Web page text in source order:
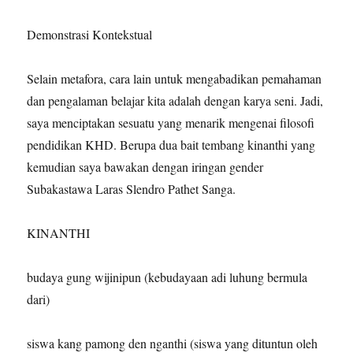
Demonstrasi Kontekstual
Selain metafora, cara lain untuk mengabadikan pemahaman
dan pengalaman belajar kita adalah dengan karya seni. Jadi,
saya menciptakan sesuatu yang menarik mengenai filosofi
pendidikan KHD. Berupa dua bait tembang kinanthi yang
kemudian saya bawakan dengan iringan gender
Subakastawa Laras Slendro Pathet Sanga.
KINANTHI
budaya gung wijinipun (kebudayaan adi luhung bermula
dari)
siswa kang pamong den nganthi (siswa yang dituntun oleh